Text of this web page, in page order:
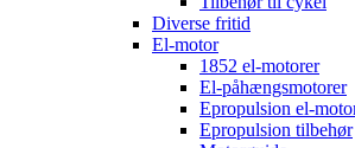
Diverse fritid
El-motor
1852 el-motorer
El-påhængsmotorer
Epropulsion el-
Epropulsion tilbehør